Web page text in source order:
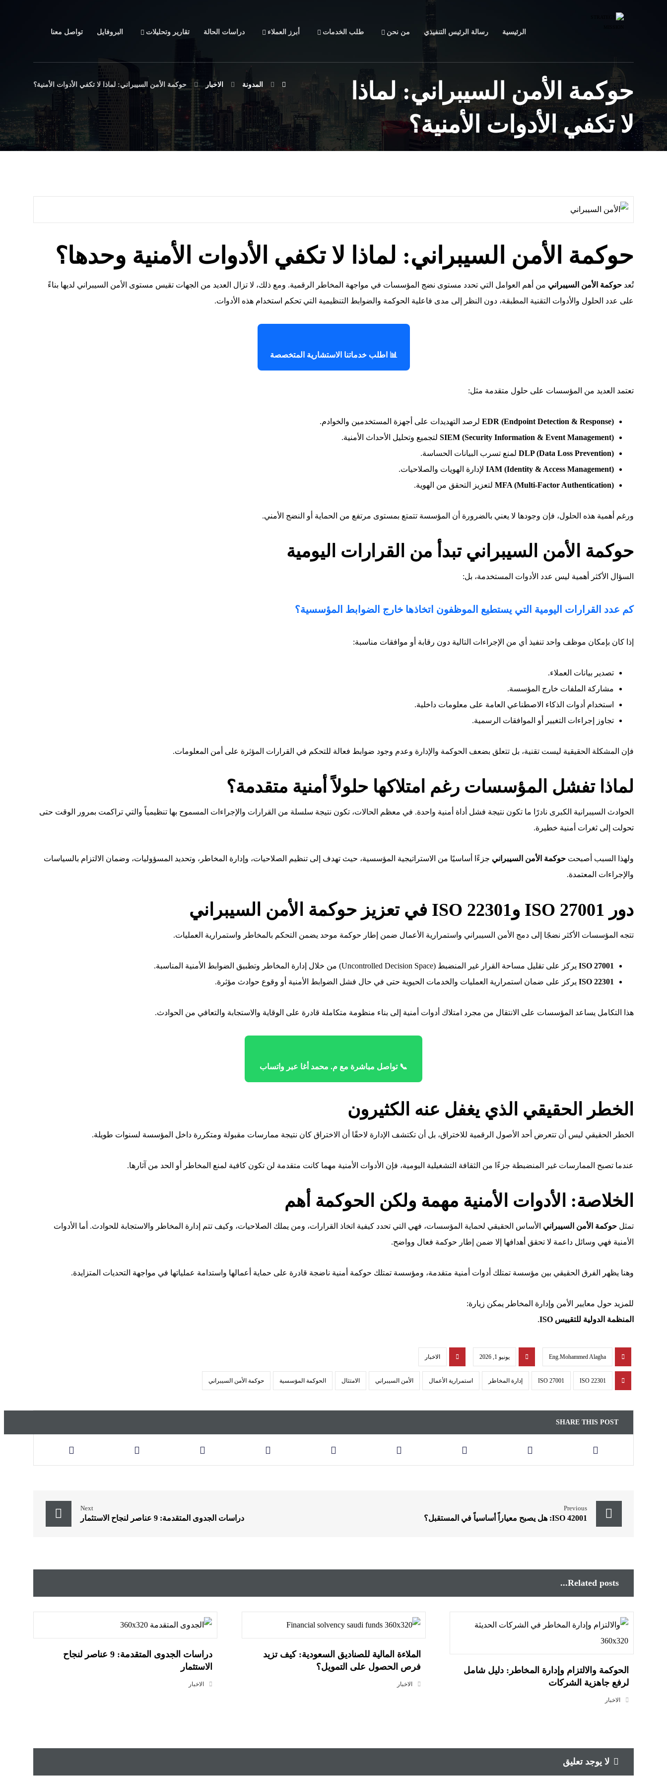
الرئيسية رسالة الرئيس التنفيذي من نحن طلب الخدمات أبرز العملاء دراسات الحالة تقارير وتحليلات البروفايل تواصل معنا
حوكمة الأمن السيبراني: لماذا
لا تكفي الأدوات الأمنية؟
المدونة الاخبار حوكمة الأمن السيبراني: لماذا لا تكفي الأدوات الأمنية؟
حوكمة الأمن السيبراني: لماذا لا تكفي الأدوات الأمنية وحدها؟
تُعدحوكمة الأمن السيبراني من أهم العوامل التي تحدد مستوى نضج المؤسسات في مواجهة المخاطر الرقمية. ومع ذلك، لا تزال العديد من الجهات تقيس مستوى الأمن السيبراني لديها بناءً
على عدد الحلول والأدوات التقنية المطبقة، دون النظر إلى مدى فاعلية الحوكمة والضوابط التنظيمية التي تحكم استخدام هذه الأدوات.
📊 اطلب خدماتنا الاستشارية المتخصصة
تعتمد العديد من المؤسسات على حلول متقدمة مثل:
EDR (Endpoint Detection & Response) لرصد التهديدات على أجهزة المستخدمين والخوادم.
SIEM (Security Information & Event Management) لتجميع وتحليل الأحداث الأمنية.
DLP (Data Loss Prevention) لمنع تسرب البيانات الحساسة.
IAM (Identity & Access Management) لإدارة الهويات والصلاحيات.
MFA (Multi-Factor Authentication) لتعزيز التحقق من الهوية.
ورغم أهمية هذه الحلول، فإن وجودها لا يعني بالضرورة أن المؤسسة تتمتع بمستوى مرتفع من الحماية أو النضج الأمني.
حوكمة الأمن السيبراني تبدأ من القرارات اليومية
السؤال الأكثر أهمية ليس عدد الأدوات المستخدمة، بل:
كم عدد القرارات اليومية التي يستطيع الموظفون اتخاذها خارج الضوابط المؤسسية؟
إذا كان بإمكان موظف واحد تنفيذ أي من الإجراءات التالية دون رقابة أو موافقات مناسبة:
تصدير بيانات العملاء.
مشاركة الملفات خارج المؤسسة.
استخدام أدوات الذكاء الاصطناعي العامة على معلومات داخلية.
تجاوز إجراءات التغيير أو الموافقات الرسمية.
فإن المشكلة الحقيقية ليست تقنية، بل تتعلق بضعف الحوكمة والإدارة وعدم وجود ضوابط فعالة للتحكم في القرارات المؤثرة على أمن المعلومات.
لماذا تفشل المؤسسات رغم امتلاكها حلولاً أمنية متقدمة؟
الحوادث السيبرانية الكبرى نادرًا ما تكون نتيجة فشل أداة أمنية واحدة. في معظم الحالات، تكون نتيجة سلسلة من القرارات والإجراءات المسموح بها تنظيمياً والتي تراكمت بمرور الوقت حتى
تحولت إلى ثغرات أمنية خطيرة.
ولهذا السبب أصبحتحوكمة الأمن السيبراني جزءًا أساسيًا من الاستراتيجية المؤسسية، حيث تهدف إلى تنظيم الصلاحيات، وإدارة المخاطر، وتحديد المسؤوليات، وضمان الالتزام بالسياسات
والإجراءات المعتمدة.
دور ISO 27001 وISO 22301 في تعزيز حوكمة الأمن السيبراني
تتجه المؤسسات الأكثر نضجًا إلى دمج الأمن السيبراني واستمرارية الأعمال ضمن إطار حوكمة موحد يضمن التحكم بالمخاطر واستمرارية العمليات.
ISO 27001 يركز على تقليل مساحة القرار غير المنضبط (Uncontrolled Decision Space) من خلال إدارة المخاطر وتطبيق الضوابط الأمنية المناسبة.
ISO 22301 يركز على ضمان استمرارية العمليات والخدمات الحيوية حتى في حال فشل الضوابط الأمنية أو وقوع حوادث مؤثرة.
هذا التكامل يساعد المؤسسات على الانتقال من مجرد امتلاك أدوات أمنية إلى بناء منظومة متكاملة قادرة على الوقاية والاستجابة والتعافي من الحوادث.
📞 تواصل مباشرة مع م. محمد أغا عبر واتساب
الخطر الحقيقي الذي يغفل عنه الكثيرون
الخطر الحقيقي ليس أن تتعرض أحد الأصول الرقمية للاختراق، بل أن تكتشف الإدارة لاحقًا أن الاختراق كان نتيجة ممارسات مقبولة ومتكررة داخل المؤسسة لسنوات طويلة.
عندما تصبح الممارسات غير المنضبطة جزءًا من الثقافة التشغيلية اليومية، فإن الأدوات الأمنية مهما كانت متقدمة لن تكون كافية لمنع المخاطر أو الحد من آثارها.
الخلاصة: الأدوات الأمنية مهمة ولكن الحوكمة أهم
تمثلحوكمة الأمن السيبراني الأساس الحقيقي لحماية المؤسسات، فهي التي تحدد كيفية اتخاذ القرارات، ومن يملك الصلاحيات، وكيف تتم إدارة المخاطر والاستجابة للحوادث. أما الأدوات
الأمنية فهي وسائل داعمة لا تحقق أهدافها إلا ضمن إطار حوكمة فعال وواضح.
وهنا يظهر الفرق الحقيقي بين مؤسسة تمتلك أدوات أمنية متقدمة، ومؤسسة تمتلك حوكمة أمنية ناضجة قادرة على حماية أعمالها واستدامة عملياتها في مواجهة التحديات المتزايدة.
للمزيد حول معايير الأمن وإدارة المخاطر يمكن زيارة:
المنظمة الدولية للتقييس ISO
.
Eng.Mohammed Alagha يونيو 1, 2026 الاخبار
ISO 22301
ISO 27001 إدارة المخاطر استمرارية الأعمال الأمن السيبراني الامتثال الحوكمة المؤسسية حوكمة الأمن السيبراني
Previous
ISO 42001: هل يصبح معياراً أساسياً في المستقبل؟
Next
دراسات الجدوى المتقدمة: 9 عناصر لنجاح الاستثمار
Related posts...
الحوكمة والالتزام وإدارة المخاطر: دليل شامل
لرفع جاهزية الشركات
الاخبار
الملاءة المالية للصناديق السعودية: كيف تزيد
فرص الحصول على التمويل؟
الاخبار
دراسات الجدوى المتقدمة: 9 عناصر لنجاح
الاستثمار
الاخبار
لا يوجد تعليق